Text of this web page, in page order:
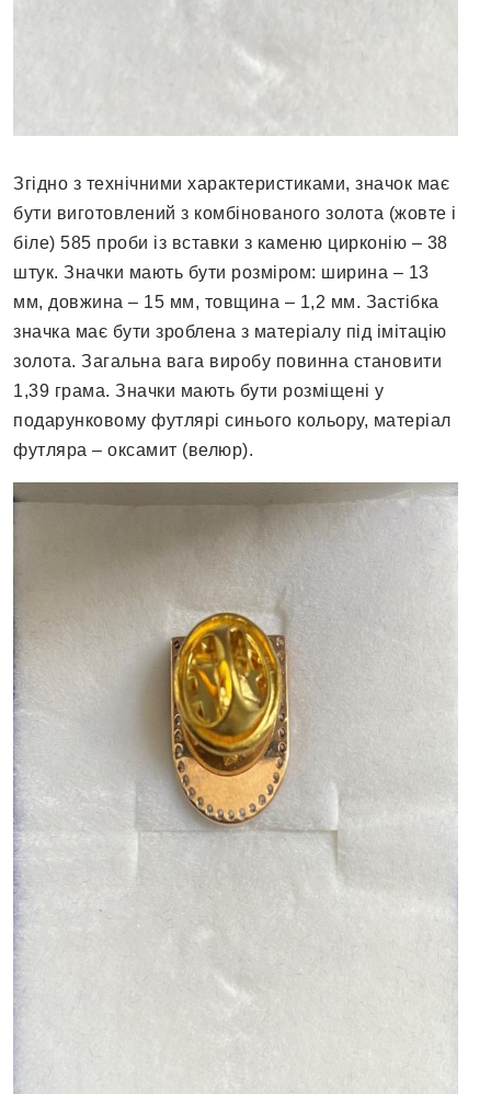
Згідно з технічними характеристиками, значок має
бути виготовлений з комбінованого золота (жовте і
біле) 585 проби із вставки з каменю цирконію – 38
штук. Значки мають бути розміром: ширина – 13
мм, довжина – 15 мм, товщина – 1,2 мм. Застібка
значка має бути зроблена з матеріалу під імітацію
золота. Загальна вага виробу повинна становити
1,39 грама. Значки мають бути розміщені у
подарунковому футлярі синього кольору, матеріал
футляра – оксамит (велюр).